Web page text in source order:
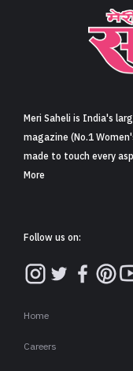
Meri Saheli is India's
magazine (No.1
made to touch every
More
Follow us on:
Home
Careers